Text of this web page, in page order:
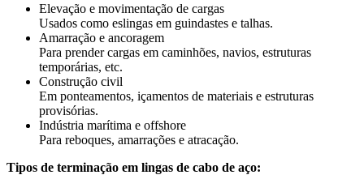
Elevação e movimentação de cargas
Usados como eslingas em guindastes e talhas.
Amarração e ancoragem
Para prender cargas em caminhões, navios, estruturas
temporárias, etc.
Construção civil
Em ponteamentos, içamentos de materiais e estruturas
provisórias.
Indústria marítima e offshore
Para reboques, amarrações e atracação.
Tipos de terminação em lingas de cabo de aço: